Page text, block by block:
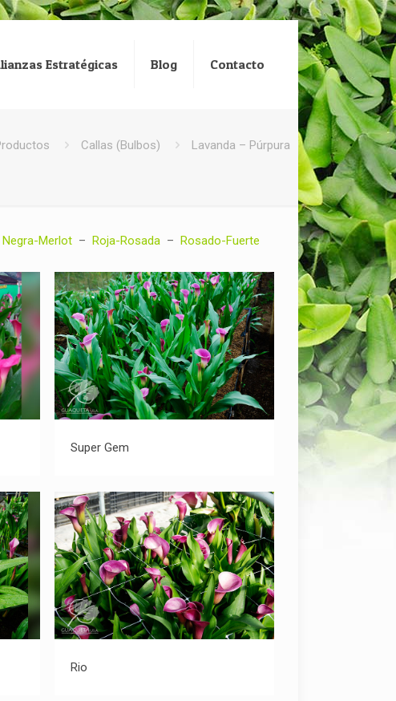
Estratégicas Blog Contacto
Callas (Bulbos) Lavanda – Púrpura
Negra-Merlot –Roja-Rosada –Rosado-Fuerte
Super Gem
Rio